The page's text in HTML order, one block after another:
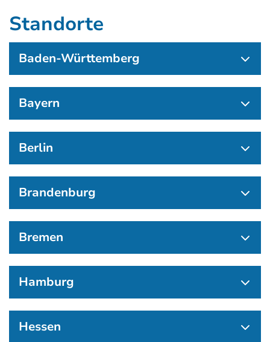
Standorte
Baden-Württemberg
Bayern
Berlin
Brandenburg
Bremen
Hamburg
Hessen